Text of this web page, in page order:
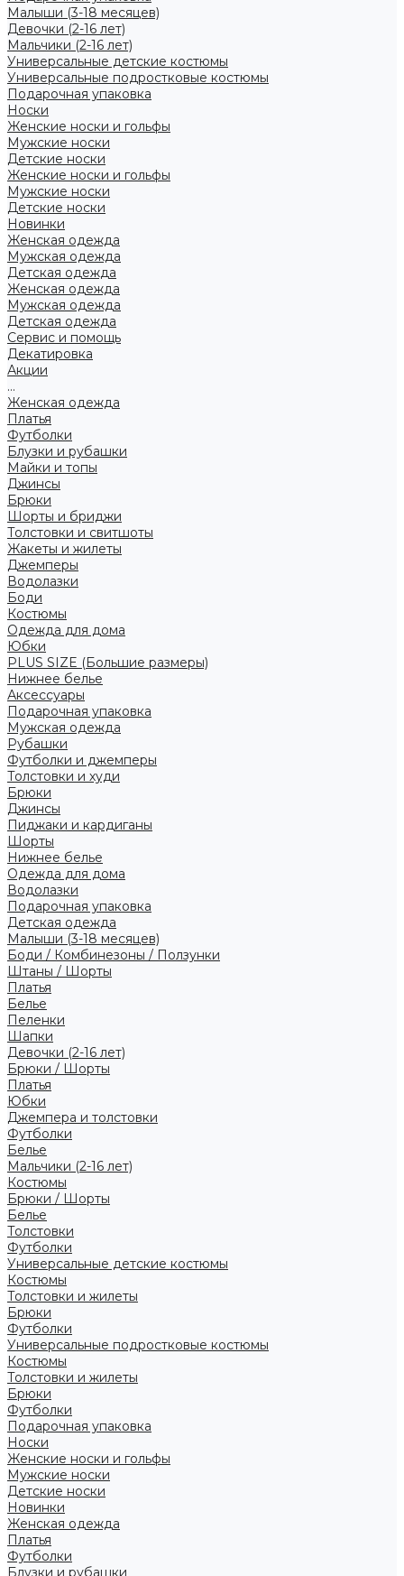
Малыши (3-18 месяцев)
Девочки (2-16 лет)
Мальчики (2-16 лет)
Универсальные детские костюмы
Универсальные подростковые костюмы
Подарочная упаковка
Носки
Женские носки и гольфы
Мужские носки
Детские носки
Женские носки и гольфы
Мужские носки
Детские носки
Новинки
Женская одежда
Мужская одежда
Детская одежда
Женская одежда
Мужская одежда
Детская одежда
Сервис и помощь
Декатировка
Акции
...
Женская одежда
Платья
Футболки
Блузки и рубашки
Майки и топы
Джинсы
Брюки
Шорты и бриджи
Толстовки и свитшоты
Жакеты и жилеты
Джемперы
Водолазки
Боди
Костюмы
Одежда для дома
Юбки
PLUS SIZE (Большие размеры)
Нижнее белье
Аксессуары
Подарочная упаковка
Мужская одежда
Рубашки
Футболки и джемперы
Толстовки и худи
Брюки
Джинсы
Пиджаки и кардиганы
Шорты
Нижнее белье
Одежда для дома
Водолазки
Подарочная упаковка
Детская одежда
Малыши (3-18 месяцев)
Боди / Комбинезоны / Ползунки
Штаны / Шорты
Платья
Белье
Пеленки
Шапки
Девочки (2-16 лет)
Брюки / Шорты
Платья
Юбки
Джемпера и толстовки
Футболки
Белье
Мальчики (2-16 лет)
Костюмы
Брюки / Шорты
Белье
Толстовки
Футболки
Универсальные детские костюмы
Костюмы
Толстовки и жилеты
Брюки
Футболки
Универсальные подростковые костюмы
Костюмы
Толстовки и жилеты
Брюки
Футболки
Подарочная упаковка
Носки
Женские носки и гольфы
Мужские носки
Детские носки
Новинки
Женская одежда
Платья
Футболки
Блузки и рубашки